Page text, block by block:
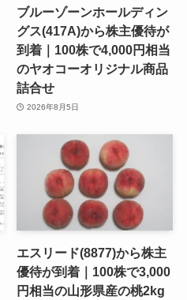
ブルーゾーンホールディン
グス(417A)から株主優待が
到着｜100株で4,000円相当
のヤオコーオリジナル商品
詰合せ
2026年8月5日
エスリード(8877)から株主
優待が到着｜100株で3,000
円相当の山形県産の桃2kg